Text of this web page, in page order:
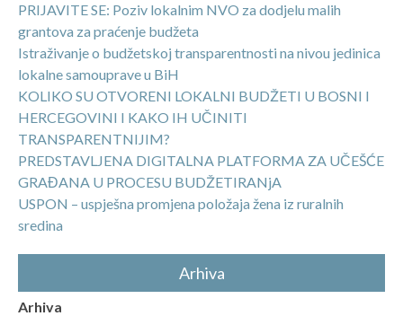
PRIJAVITE SE: Poziv lokalnim NVO za dodjelu malih
grantova za praćenje budžeta
Istraživanje o budžetskoj transparentnosti na nivou jedinica
lokalne samouprave u BiH
KOLIKO SU OTVORENI LOKALNI BUDŽETI U BOSNI I
HERCEGOVINI I KAKO IH UČINITI
TRANSPARENTNIJIM?
PREDSTAVLJENA DIGITALNA PLATFORMA ZA UČEŠĆE
GRAĐANA U PROCESU BUDŽETIRANjA
USPON – uspješna promjena položaja žena iz ruralnih
sredina
Arhiva
Arhiva